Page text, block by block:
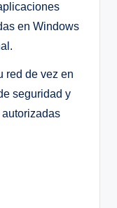
en Windows
red de vez en
seguridad y